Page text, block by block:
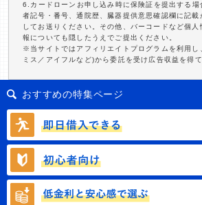
6.カードローンお申し込み時に保険証を提出する場
者記号・番号、通院歴、臓器提供意思確認欄に記
してお送りください。その他、バーコードなど個
報についても隠したうえでご提出ください。
※当サイトではアフィリエイトプログラムを利用し
ミス／アイフルなど)から委託を受け広告収益を得
おすすめの特集ページ